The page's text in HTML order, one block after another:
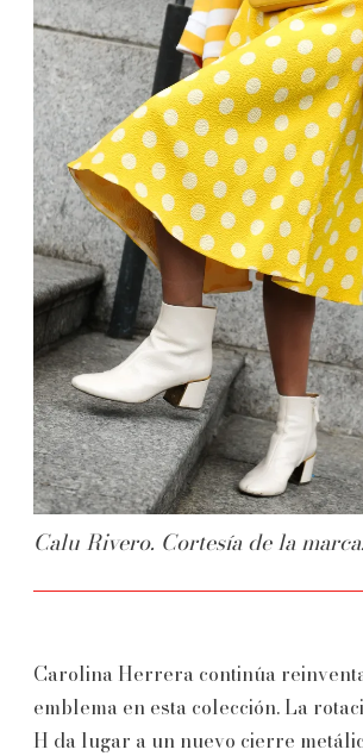
Calu Rivero. Cortesía de la marca.
Carolina Herrera continúa
emblema en esta colección. La
H da lugar a un nuevo cierre